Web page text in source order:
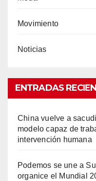
Movimiento
Noticias
ENTRADAS
China vuelve a
modelo capaz de
intervención humana
Podemos se une a
organice el Mundial